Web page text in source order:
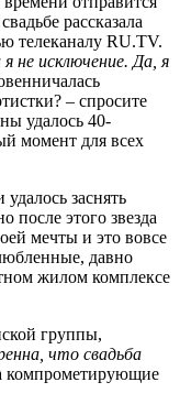
рассказала
телеканалу RU.TV.
не исключение. Да, я
– спросите
удалось 40-
момент для всех
заснять
этого звезда
мечты и это вовсе
давно
жилом комплексе
группы,
что свадьба
компрометирующие